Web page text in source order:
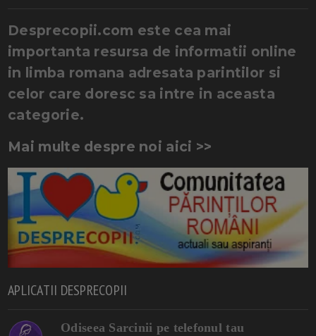
Desprecopii.com este cea mai
importanta resursa de informatii online
in limba romana adresata parintilor si
celor care doresc sa intre in aceasta
categorie.
Mai multe despre noi aici >>
APLICATII DESPRECOPII
Odiseea Sarcinii pe telefonul tau